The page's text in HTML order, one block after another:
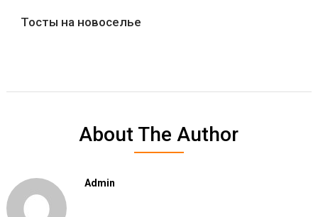
Тосты на новоселье
About The Author
Admin